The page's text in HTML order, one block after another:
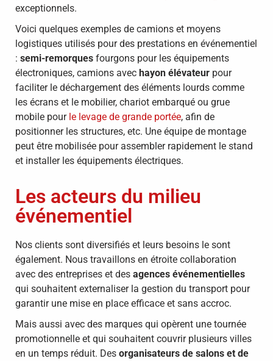
exceptionnels.
Voici quelques exemples de camions et moyens
logistiques utilisés pour des prestations en événementiel
: semi-remorques fourgons pour les équipements
électroniques, camions avec hayon élévateur pour
faciliter le déchargement des éléments lourds comme
les écrans et le mobilier, chariot embarqué ou grue
mobile pour le levage de grande portée, afin de
positionner les structures, etc. Une équipe de montage
peut être mobilisée pour assembler rapidement le stand
et installer les équipements électriques.
Les acteurs du milieu
événementiel
Nos clients sont diversifiés et leurs besoins le sont
également. Nous travaillons en étroite collaboration
avec des entreprises et des agences événementielles
qui souhaitent externaliser la gestion du transport pour
garantir une mise en place efficace et sans accroc.
Mais aussi avec des marques qui opèrent une tournée
promotionnelle et qui souhaitent couvrir plusieurs villes
en un temps réduit. Des organisateurs de salons et de